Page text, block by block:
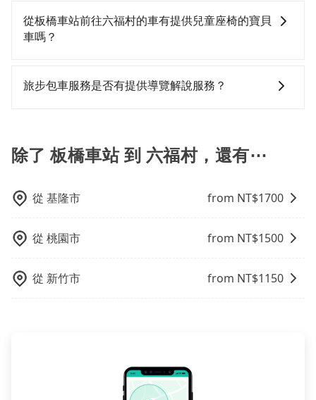
凹的車門仍未被修理，每一次租車都好像在開樂透一
樣。另外，偶爾也會遇到明明已經預約了時間但上一位
用戶卻遲遲尚未歸還，又或者要還車時卻偏偏找不到停
小的風險。最後，雖然路邊隨租隨還看似方便，但實際
使用時還是有其區域的限制，實際可停靠的地點與你的
了，如選擇tripool的九人座，可用約8.5折預約一台專車
服務。
因來自於自行研發的AI車輛調度演算法，能有效降低空
車率，也就是提高俗稱「回頭車」的比例。這不僅體現
用到不熟悉的司機或者轉單給其他車行的情況比同行更
低，如此便反應在服務品質的控管會更佳。但tripool網
要從板橋車站去六福村，請儘早下訂以把握最划算的價
格。
帳，完全符合台灣的法律規範。
椅及兒童用增高墊供您選購(租借300元/個)，讓您和孩子
出遊時安全更有保障。
從板橋車站前往六福村的車有提供兒童座椅的寶貝
車嗎？
繫好安全帶，如四歲以下或身高不足的幼童無法正常綁
如有新生兒需要0~1歲的嬰兒後向汽座，可先向客服人員
確認庫存再行租用，每個300元。當然，更鼓勵父母自行
旅步包車服務是否有提供導覽解說服務？
booking@tripool.app聯繫我們，將有專人協助回覆確
認是否能協助安排。
除了 板橋車站 到 六福村，還有⋯
從 基隆市 from NT$1700
從 桃園市 from NT$1500
從 新竹市 from NT$1150